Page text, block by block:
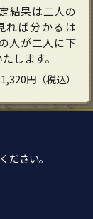
結果は二人の
れば分かるは
人が二人に下
します。
1,320円（税込）
ださい。